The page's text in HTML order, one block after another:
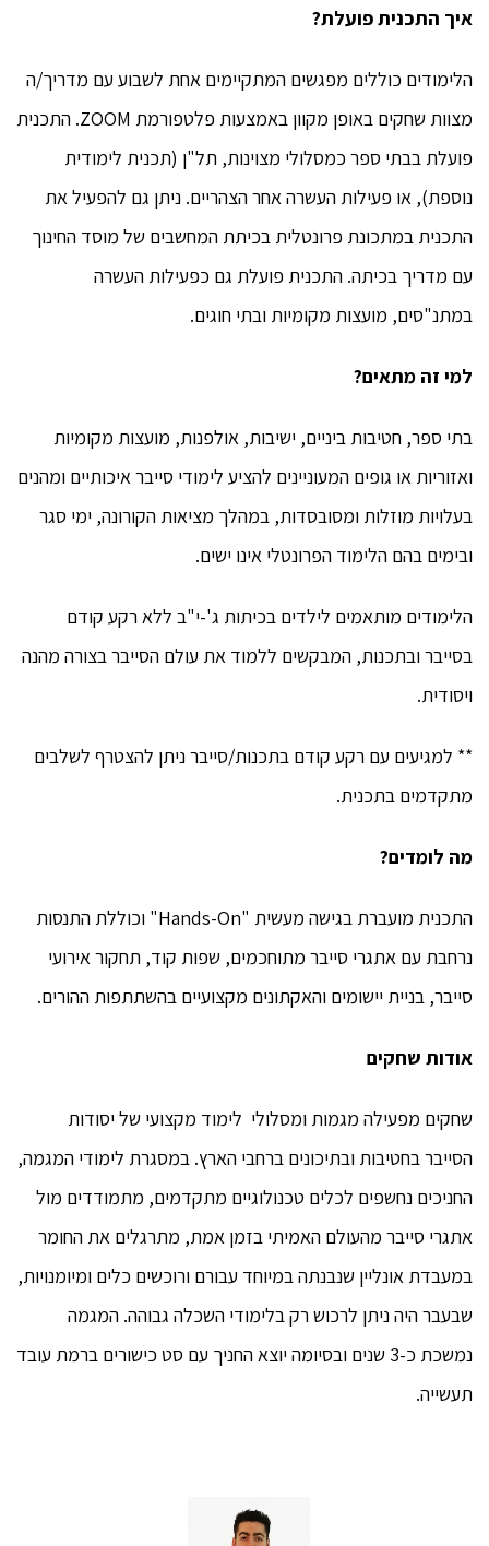
איך התכנית פועלת?
הלימודים כוללים מפגשים המתקיימים אחת לשבוע עם מדריך/ה
מצוות שחקים באופן מקוון באמצעות פלטפורמת ZOOM. התכנית
פועלת בבתי ספר כמסלולי מצוינות, תל"ן (תכנית לימודית
נוספת), או פעילות העשרה אחר הצהריים. ניתן גם להפעיל את
התכנית במתכונת פרונטלית בכיתת המחשבים של מוסד החינוך
עם מדריך בכיתה. התכנית פועלת גם כפעילות העשרה
במתנ"סים, מועצות מקומיות ובתי חוגים.
למי זה מתאים?
בתי ספר, חטיבות ביניים, ישיבות, אולפנות, מועצות מקומיות
ואזוריות או גופים המעוניינים להציע לימודי סייבר איכותיים ומהנים
בעלויות מוזלות ומסובסדות, במהלך מציאות הקורונה, ימי סגר
ובימים בהם הלימוד הפרונטלי אינו ישים.
הלימודים מותאמים לילדים בכיתות ג'-י"ב ללא רקע קודם
בסייבר ובתכנות, המבקשים ללמוד את עולם הסייבר בצורה מהנה
ויסודית.
** למגיעים עם רקע קודם בתכנות/סייבר ניתן להצטרף לשלבים
מתקדמים בתכנית.
מה לומדים?
התכנית מועברת בגישה מעשית "Hands-On" וכוללת התנסות
נרחבת עם אתגרי סייבר מתוחכמים, שפות קוד, תחקור אירועי
סייבר, בניית יישומים והאקתונים מקצועיים בהשתתפות ההורים.
אודות שחקים
שחקים מפעילה מגמות ומסלולי לימוד מקצועי של יסודות
הסייבר בחטיבות ובתיכונים ברחבי הארץ. במסגרת לימודי המגמה,
החניכים נחשפים לכלים טכנולוגיים מתקדמים, מתמודדים מול
אתגרי סייבר מהעולם האמיתי בזמן אמת, מתרגלים את החומר
במעבדת אונליין שנבנתה במיוחד עבורם ורוכשים כלים ומיומנויות,
שבעבר היה ניתן לרכוש רק בלימודי השכלה גבוהה. המגמה
נמשכת כ-3 שנים ובסיומה יוצא החניך עם סט כישורים ברמת עובד
תעשייה.